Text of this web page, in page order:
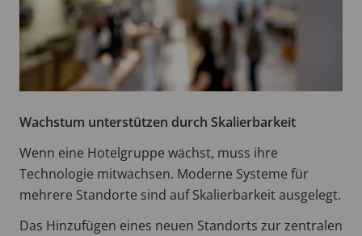
Wachstum unterstützen durch Skalierbarkeit
Wenn eine Hotelgruppe wächst, muss ihre
Technologie mitwachsen. Moderne Systeme für
mehrere Standorte sind auf Skalierbarkeit ausgelegt.
Das Hinzufügen eines neuen Standorts zur zentralen